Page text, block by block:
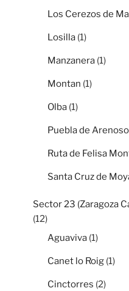
Los Cerezos de
Losilla (1)
Manzanera (1)
Montan (1)
Olba (1)
Puebla de Arenoso
Ruta de Felisa
Santa Cruz de
Sector 23 (Zaragoza
(12)
Aguaviva (1)
Canet lo Roig (1)
Cinctorres (2)